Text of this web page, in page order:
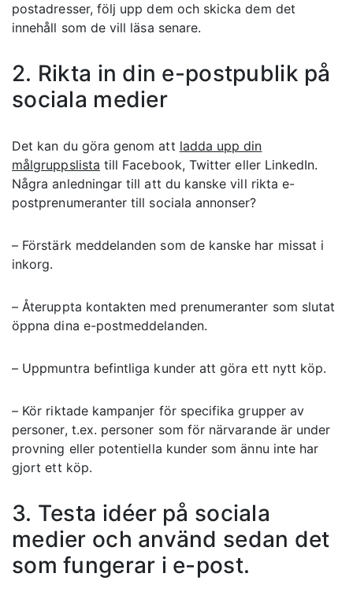
postadresser, följ upp dem och skicka dem det
innehåll som de vill läsa senare.
2. Rikta in din e-postpublik på
sociala medier
Det kan du göra genom att ladda upp din
målgruppslista till Facebook, Twitter eller LinkedIn.
Några anledningar till att du kanske vill rikta e-
postprenumeranter till sociala annonser?
– Förstärk meddelanden som de kanske har missat i
inkorg.
– Återuppta kontakten med prenumeranter som slutat
öppna dina e-postmeddelanden.
– Uppmuntra befintliga kunder att göra ett nytt köp.
– Kör riktade kampanjer för specifika grupper av
personer, t.ex. personer som för närvarande är under
provning eller potentiella kunder som ännu inte har
gjort ett köp.
3. Testa idéer på sociala
medier och använd sedan det
som fungerar i e-post.